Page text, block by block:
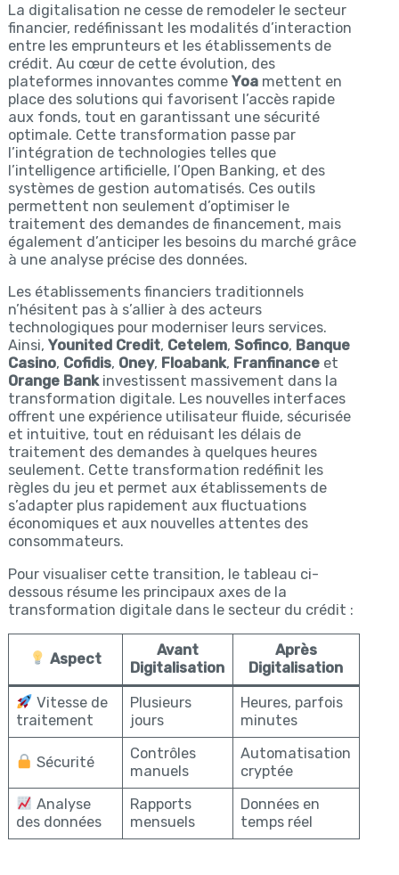
La digitalisation ne cesse de remodeler le secteur
financier, redéfinissant les modalités d’interaction
entre les emprunteurs et les établissements de
crédit. Au cœur de cette évolution, des
plateformes innovantes comme Yoamettent en
place des solutions qui favorisent l’accès rapide
aux fonds, tout en garantissant une sécurité
optimale. Cette transformation passe par
l’intégration de technologies telles que
l’intelligence artificielle, l’Open Banking, et des
systèmes de gestion automatisés. Ces outils
permettent non seulement d’optimiser le
traitement des demandes de financement, mais
également d’anticiper les besoins du marché grâce
à une analyse précise des données.
Les établissements financiers traditionnels
n’hésitent pas à s’allier à des acteurs
technologiques pour moderniser leurs services.
Ainsi, Younited Credit, Cetelem, Sofinco, Banque
Casino, Cofidis, Oney, Floabank, Franfinanceet
Orange Bankinvestissent massivement dans la
transformation digitale. Les nouvelles interfaces
offrent une expérience utilisateur fluide, sécurisée
et intuitive, tout en réduisant les délais de
traitement des demandes à quelques heures
seulement. Cette transformation redéfinit les
règles du jeu et permet aux établissements de
s’adapter plus rapidement aux fluctuations
économiques et aux nouvelles attentes des
consommateurs.
Pour visualiser cette transition, le tableau ci-
dessous résume les principaux axes de la
transformation digitale dans le secteur du crédit :
Aspect
Avant
Digitalisation
Après
Digitalisation
Vitesse de
traitement
Plusieurs
jours
Heures, parfois
minutes
Sécurité
Contrôles
manuels
Automatisation
cryptée
Analyse
des données
Rapports
mensuels
Données en
temps réel